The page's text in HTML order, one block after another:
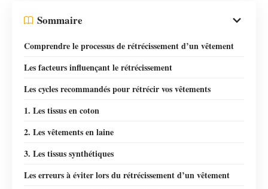
Sommaire
Comprendre le processus de rétrécissement d’un vêtement
Les facteurs influençant le rétrécissement
Les cycles recommandés pour rétrécir vos vêtements
1. Les tissus en coton
2. Les vêtements en laine
3. Les tissus synthétiques
Les erreurs à éviter lors du rétrécissement d’un vêtement